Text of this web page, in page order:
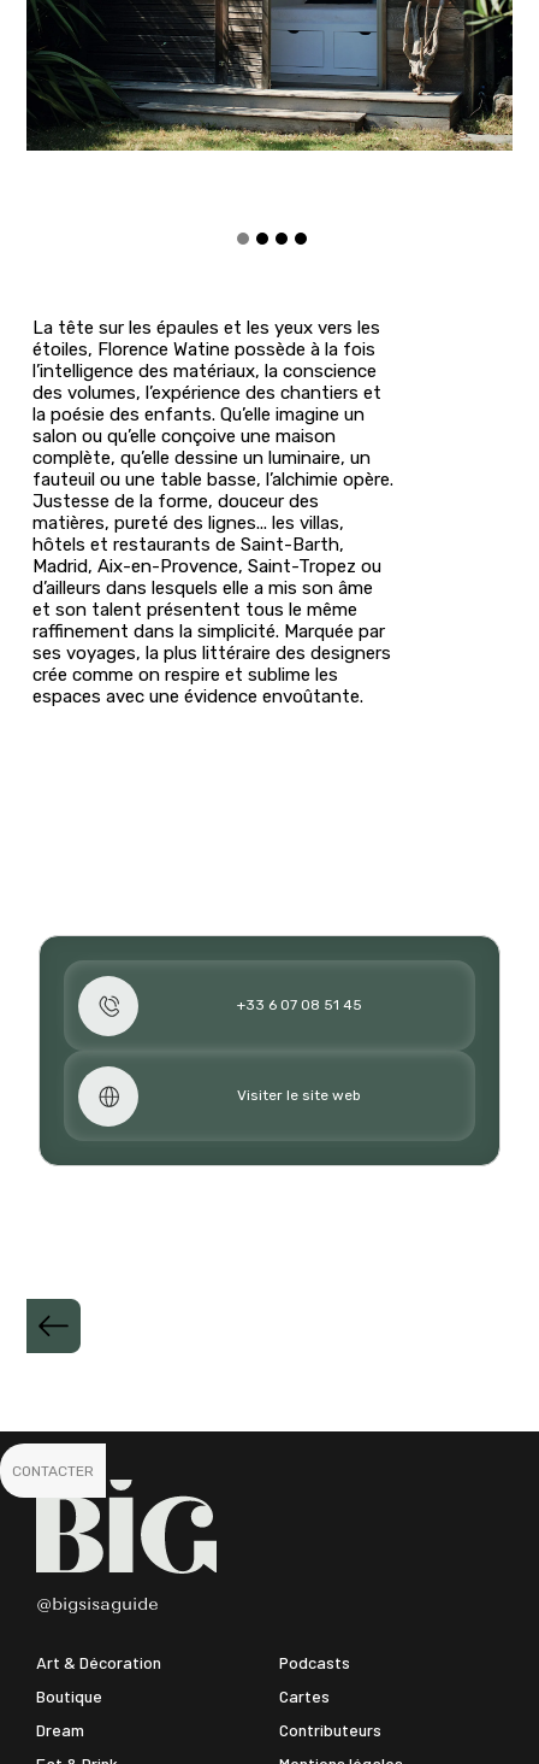
La tête sur les épaules et les yeux vers les
étoiles, Florence Watine possède à la fois
l’intelligence des matériaux, la conscience
des volumes, l’expérience des chantiers et
la poésie des enfants. Qu’elle imagine un
salon ou qu’elle conçoive une maison
complète, qu’elle dessine un luminaire, un
fauteuil ou une table basse, l’alchimie opère.
Justesse de la forme, douceur des
matières, pureté des lignes... les villas,
hôtels et restaurants de Saint-Barth,
Madrid, Aix-en-Provence, Saint-Tropez ou
d’ailleurs dans lesquels elle a mis son âme
et son talent présentent tous le même
raffinement dans la simplicité. Marquée par
ses voyages, la plus littéraire des designers
crée comme on respire et sublime les
espaces avec une évidence envoûtante.
+33 6 07 08 51 45
Visiter le site web
CONTACTER
@bigsisaguide
Art & Décoration
Boutique
Dream
Podcasts
Cartes
Contributeurs